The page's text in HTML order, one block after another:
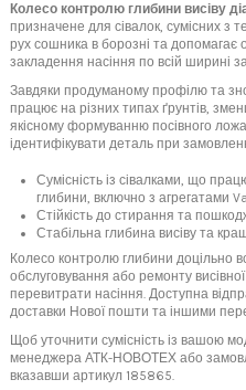
Колесо контролю глибини висіву
призначене для сівалок, сумісних з
рух сошника в борозні та допомагає
закладення насіння по всій ширині
Завдяки продуманому профілю та
працює на різних типах ґрунтів,
якісному формуванню посівного
ідентифікувати деталь при
Сумісність із сівалками, що
глибини, включно з агрегатами
Стійкість до стирання та
Стабільна глибина висіву та
Колесо контролю глибини доцільно
обслуговування або ремонту
перевитрати насіння. Доступна
доставки Нової пошти та іншими
Щоб уточнити сумісність із вашою
менеджера АТК-НОВОТЕХ або
вказавши артикул 185865.